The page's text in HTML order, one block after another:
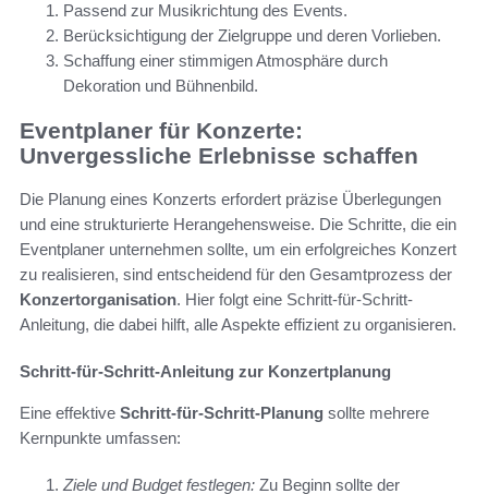
Passend zur Musikrichtung des Events.
Berücksichtigung der Zielgruppe und deren Vorlieben.
Schaffung einer stimmigen Atmosphäre durch
Dekoration und Bühnenbild.
Eventplaner für Konzerte:
Unvergessliche Erlebnisse schaffen
Die Planung eines Konzerts erfordert präzise Überlegungen
und eine strukturierte Herangehensweise. Die Schritte, die ein
Eventplaner unternehmen sollte, um ein erfolgreiches Konzert
zu realisieren, sind entscheidend für den Gesamtprozess der
Konzertorganisation. Hier folgt eine Schritt-für-Schritt-
Anleitung, die dabei hilft, alle Aspekte effizient zu organisieren.
Schritt-für-Schritt-Anleitung zur Konzertplanung
Eine effektive Schritt-für-Schritt-Planung sollte mehrere
Kernpunkte umfassen:
Ziele und Budget festlegen: Zu Beginn sollte der